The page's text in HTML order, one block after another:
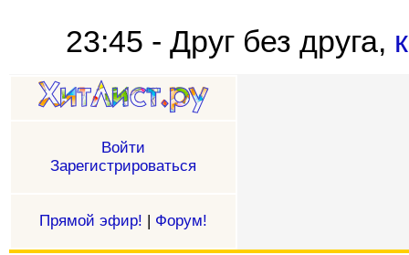
23:45 - Друг без друга,
Войти
Зарегистрироваться
Прямой эфир! | Форум!